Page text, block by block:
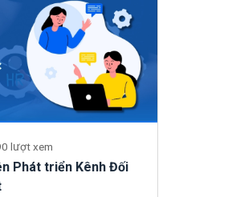
lượt xem
Phát triển Kênh Đối